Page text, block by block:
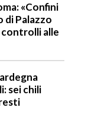
«Confini
di Palazzo
controlli alle
sei chili